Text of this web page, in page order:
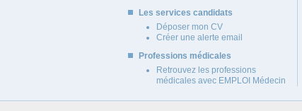
Les services candidats
Déposer mon CV
Créer une alerte email
Professions médicales
Retrouvez les professions
médicales avec EMPLOI Médecin